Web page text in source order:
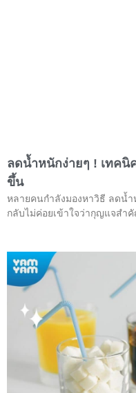
ลดน้ำหนักง่ายๆ ! เทคนิ
ขึ้น
หลายคนกำลังมองหาวิธี ลดน้
กลับไม่ค่อยเข้าใจว่ากุญแจสำ